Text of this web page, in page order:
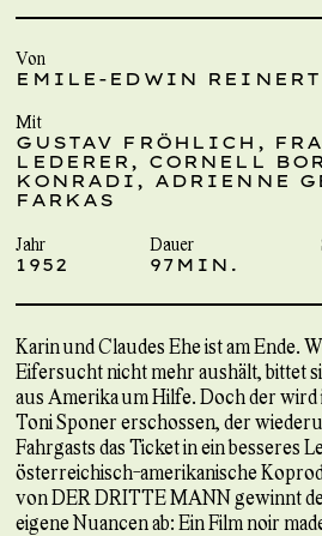
Von
EMILE-EDWIN REINERT
Mit
GUSTAV FRÖHLICH,
LEDERER, CORNELL
KONRADI, ADRIENNE
FARKAS
Jahr
1952
Dauer
97MIN.
Karin und Claudes Ehe ist am Ende.
Eifersucht nicht mehr aushält, bittet
aus Amerika um Hilfe. Doch der wird
Toni Sponer erschossen, der
Fahrgasts das Ticket in ein besseres
österreichisch-amerikanische
von DER DRITTE MANN gewinnt
eigene Nuancen ab: Ein Film noir